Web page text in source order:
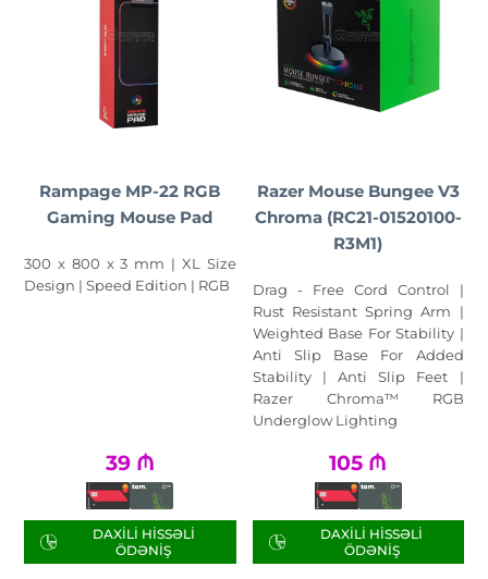
Rampage MP-22 RGB
Gaming Mouse Pad
300 x 800 x 3 mm | XL Size
Design | Speed Edition | RGB
39 ₼
DAXILI HISSƏLI
ÖDƏNIŞ
Razer Mouse Bungee V3
Chroma (RC21-01520100-
R3M1)
Drag - Free Cord Control |
Rust Resistant Spring Arm |
Weighted Base For Stability |
Anti Slip Base For Added
Stability | Anti Slip Feet |
Razer Chroma™ RGB
Underglow Lighting
105 ₼
DAXILI HISSƏLI
ÖDƏNIŞ